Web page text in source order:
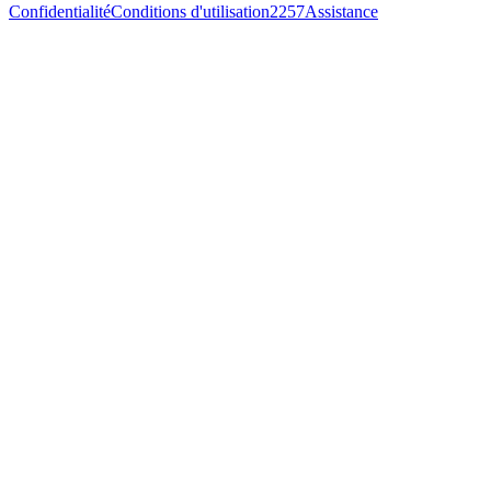
ConfidentialitéConditions d'utilisation2257Assistance